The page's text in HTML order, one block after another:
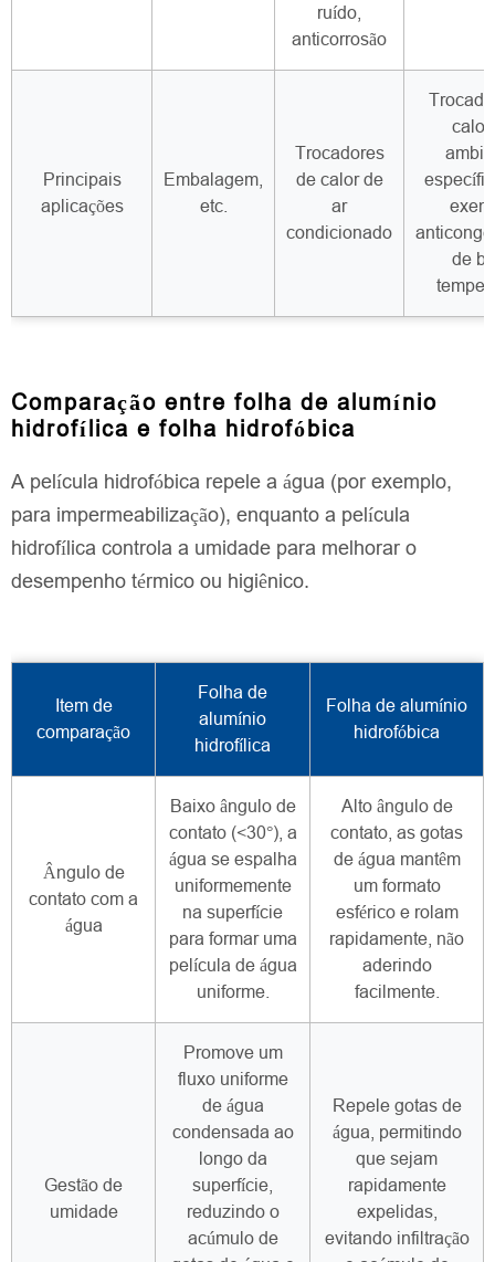
ruído,
anticorrosão
Principais
aplicações
Embalagem,
etc.
Trocadores
de calor de
ar
condicionado
calor
de
Comparação entre folha de alumínio
hidrofílica e folha hidrofóbica
A película hidrofóbica repele a água (por exemplo,
para impermeabilização), enquanto a película
hidrofílica controla a umidade para melhorar o
desempenho térmico ou higiênico.
Item de
comparação
Folha de
alumínio
hidrofílica
Folha de alumínio
hidrofóbica
Ângulo de
contato com a
água
Baixo ângulo de
contato (<30°), a
água se espalha
uniformemente
na superfície
para formar uma
película de água
uniforme.
Alto ângulo de
contato, as gotas
de água mantêm
um formato
esférico e rolam
rapidamente, não
aderindo
facilmente.
Gestão de
umidade
Promove um
fluxo uniforme
de água
condensada ao
longo da
superfície,
reduzindo o
acúmulo de
Repele gotas de
água, permitindo
que sejam
rapidamente
expelidas,
evitando infiltração